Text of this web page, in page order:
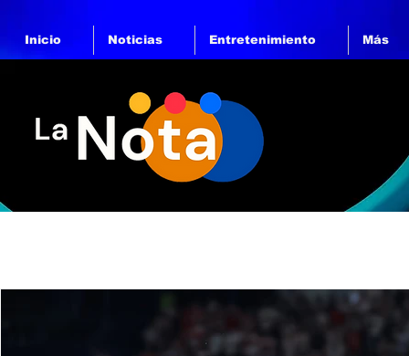
Inicio Noticias Entretenimiento Más